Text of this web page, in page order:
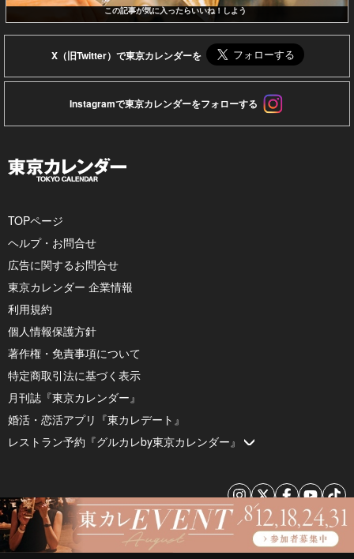
この記事が気に入ったらいいね！しよう
X（旧Twitter）で東京カレンダーを
Instagramで東京カレンダーをフォローする
TOPページ
ヘルプ・お問合せ
広告に関するお問合せ
東京カレンダー 企業情報
利用規約
個人情報保護方針
著作権・免責事項について
特定商取引法に基づく表示
月刊誌『東京カレンダー』
婚活・恋活アプリ『東カレデート』
レストラン予約『グルカレby東京カレンダー』
© 2026 by Tokyo Calendar, Inc.